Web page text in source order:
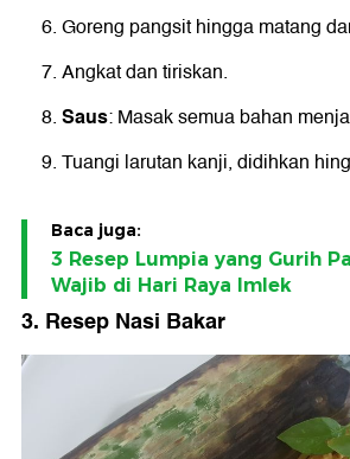
Goreng pangsit hingga matang
Angkat dan tiriskan.
Saus: Masak semua bahan
Tuangi larutan kanji, didihkan
Baca juga:
3 Resep Lumpia yang Gurih
Wajib di Hari Raya Imlek
3. Resep Nasi Bakar